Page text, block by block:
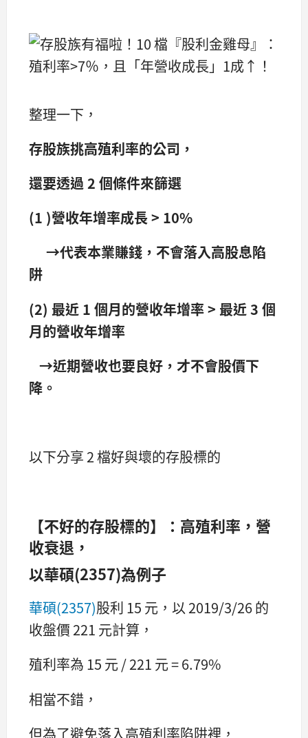
整理一下，
存股族挑高殖利率的公司，
還要透過 2 個條件來篩選
(1 )營收年增率成長 > 10%
→代表本業賺錢，不會落入高股息陷
阱
(2) 最近 1 個月的營收年增率 > 最近 3 個
月的營收年增率
→近期營收也要良好，才不會股價下
降。
以下分享 2 檔好與壞的存股標的
【不好的存股標的】：高殖利率，營
收衰退，
以華碩(2357)為例子
華碩(2357)股利 15 元，以 2019/3/26 的
收盤價 221 元計算，
殖利率為 15 元 / 221 元 = 6.79%
相當不錯，
但為了避免落入高殖利率陷阱裡，